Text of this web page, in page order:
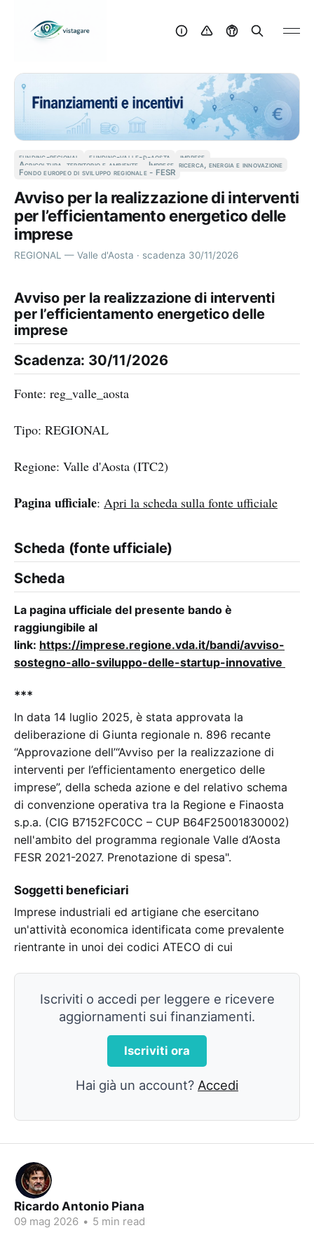
funding-regional funding-valle-d-aosta imprese
Agricoltura, territorio e ambiente Imprese, ricerca, energia e innovazione
Fondo europeo di sviluppo regionale - FESR
Avviso per la realizzazione di interventi
per l’efficientamento energetico delle
imprese
REGIONAL — Valle d'Aosta · scadenza 30/11/2026
Avviso per la realizzazione di interventi
per l’efficientamento energetico delle
imprese
Scadenza: 30/11/2026
Fonte: reg_valle_aosta
Tipo: REGIONAL
Regione: Valle d'Aosta (ITC2)
Pagina ufficiale: Apri la scheda sulla fonte ufficiale
Scheda (fonte ufficiale)
Scheda
La pagina ufficiale del presente bando è
raggiungibile al
link: https://imprese.regione.vda.it/bandi/avviso-
sostegno-allo-sviluppo-delle-startup-innovative
***
In data 14 luglio 2025, è stata approvata la
deliberazione di Giunta regionale n. 896 recante
“Approvazione dell’“Avviso per la realizzazione di
interventi per l’efficientamento energetico delle
imprese”, della scheda azione e del relativo schema
di convenzione operativa tra la Regione e Finaosta
s.p.a. (CIG B7152FC0CC – CUP B64F25001830002)
nell'ambito del programma regionale Valle d’Aosta
FESR 2021-2027. Prenotazione di spesa".
Soggetti beneficiari
Imprese industriali ed artigiane che esercitano
un'attività economica identificata come prevalente
rientrante in unoi dei codici ATECO di cui
Iscriviti o accedi per leggere e ricevere
aggiornamenti sui finanziamenti.
Iscriviti ora
Hai già un account? Accedi
Ricardo Antonio Piana
09 mag 2026 • 5 min read